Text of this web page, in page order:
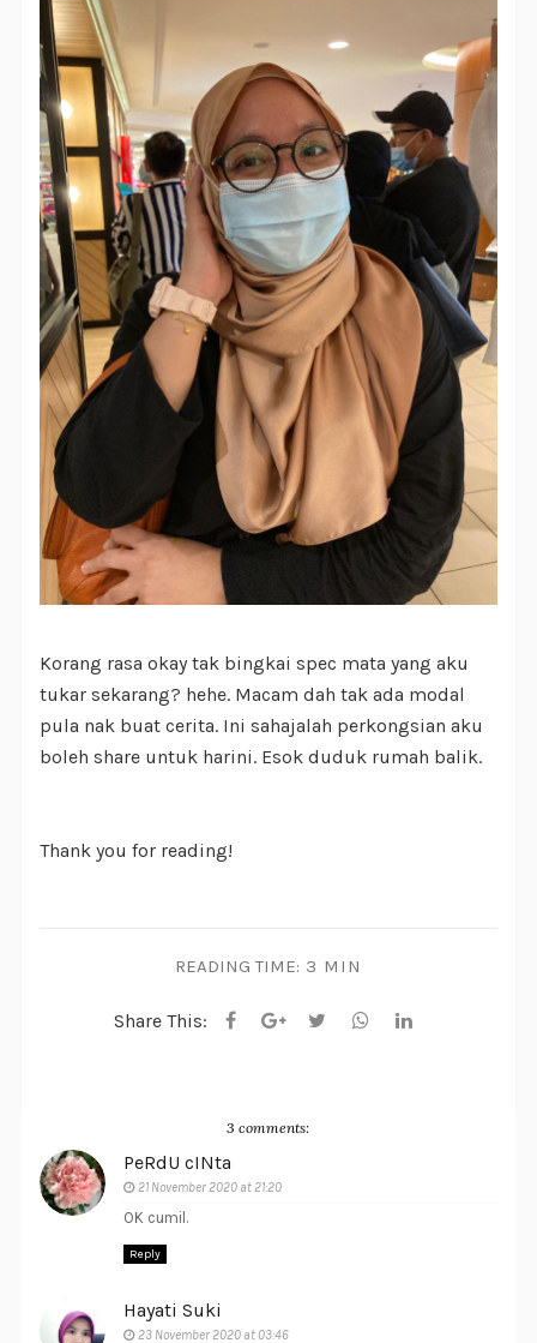
Korang rasa okay tak bingkai spec mata yang aku
tukar sekarang? hehe. Macam dah tak ada modal
pula nak buat cerita. Ini sahajalah perkongsian aku
boleh share untuk harini. Esok duduk rumah balik.
Thank you for reading!
READING TIME: 3 MIN
Share This:
3 comments:
PeRdU cINta
21 November 2020 at 21:20
OK cumil.
Reply
Hayati Suki
23 November 2020 at 03:46